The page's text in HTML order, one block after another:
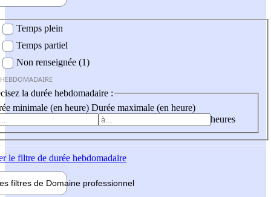
Temps plein
Temps partiel
Non renseignée (1)
la durée hebdomadaire :
minimale (en heure) Durée maximale (en heure)
heures
le filtre de durée hebdomadaire
filtres de Domaine professionnel